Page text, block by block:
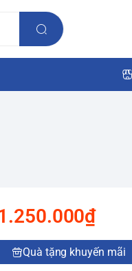
Quà tặng khuyến mãi